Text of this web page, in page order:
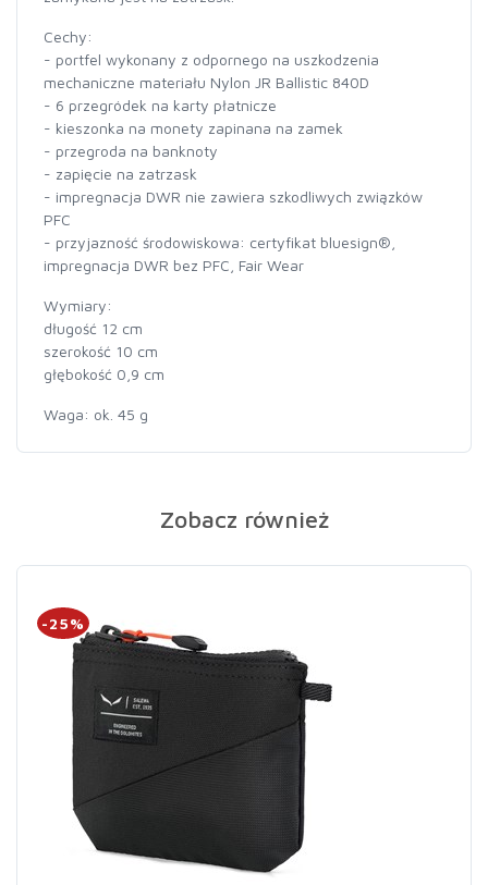
Cechy:
- portfel wykonany z odpornego na uszkodzenia
mechaniczne materiału Nylon JR Ballistic 840D
- 6 przegródek na karty płatnicze
- kieszonka na monety zapinana na zamek
- przegroda na banknoty
- zapięcie na zatrzask
- impregnacja DWR nie zawiera szkodliwych związków
PFC
- przyjazność środowiskowa: certyfikat bluesign®,
impregnacja DWR bez PFC, Fair Wear
Wymiary:
długość 12 cm
szerokość 10 cm
głębokość 0,9 cm
Waga: ok. 45 g
Zobacz również
-25%